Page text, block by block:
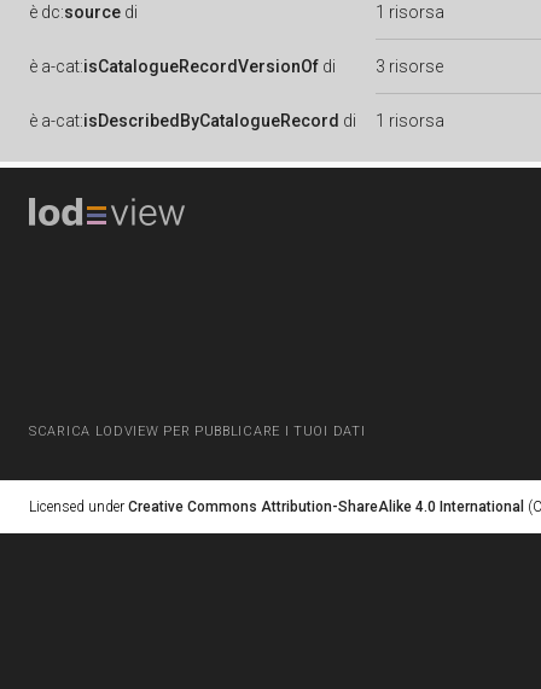
è dc:source di 1 risorsa
è a-cat:isCatalogueRecordVersionOf di 3 risorse
è a-cat:isDescribedByCatalogueRecord di 1 risorsa
SCARICA LODVIEW PER PUBBLICARE I TUOI DATI
Licensed under Creative Commons Attribution-ShareAlike 4.0 International